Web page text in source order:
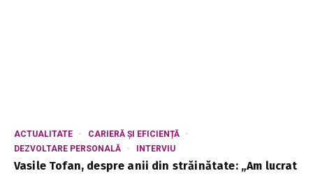
ACTUALITATE
CARIERĂ ȘI EFICIENȚĂ
DEZVOLTARE PERSONALĂ
INTERVIU
Vasile Tofan, despre anii din străinătate: „Am lucrat